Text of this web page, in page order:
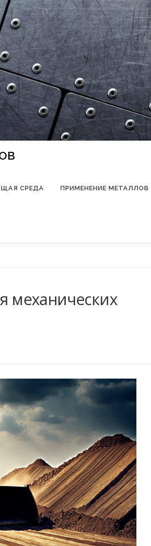
СРЕДА ПРИМЕНЕНИЕ МЕТАЛЛОВ
механических